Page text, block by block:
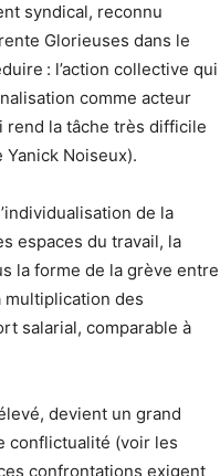
syndical, reconnu
Glorieuses dans le
: l’action collective qui
comme acteur
rend la tâche très difficile
Yanick Noiseux).
de la
espaces du travail, la
la forme de la grève entre
multiplication des
salarial, comparable à
devient un grand
conflictualité (voir les
confrontations exigent